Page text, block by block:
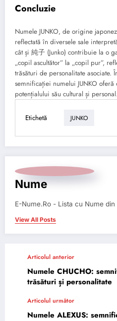
Concluzie
Numele JUNKO, de origine
reflectată în diversele sale
cât și 純子 (Junko) contribuie la o
„copil ascultător” la „copil pur”,
trăsături de personalitate asociate.
semnificației numelui JUNKO oferă
potențialului său cultural și personal.
Etichetă JUNKO
Nume
E-Nume.Ro - Lista cu Nume
View All Posts
Articolul anterior
Numele CHUCHO:
trăsături și personalitate
Articolul următor
Numele ALEXUS: